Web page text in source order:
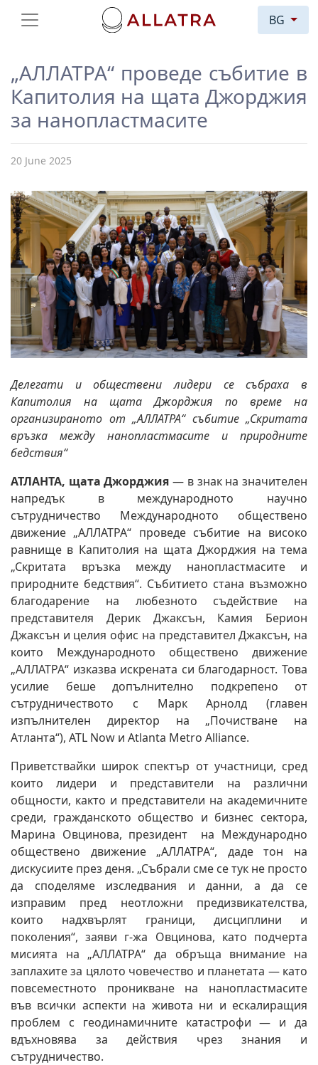
BG
„АЛЛАТРА“ проведе събитие в
Капитолия на щата Джорджия
за нанопластмасите
20 June 2025
Делегати и обществени лидери се събраха в
Капитолия на щата Джорджия по време на
организираното от „АЛЛАТРА“ събитие „Скритата
връзка между нанопластмасите и природните
бедствия“
АТЛАНТА, щата Джорджия — в знак на значителен
напредък в международното научно
сътрудничество Международното обществено
движение „АЛЛАТРА“ проведе събитие на високо
равнище в Капитолия на щата Джорджия на тема
„Скритата връзка между нанопластмасите и
природните бедствия“. Събитието стана възможно
благодарение на любезното съдействие на
представителя Дерик Джаксън, Камия Берион
Джаксън и целия офис на представител Джаксън, на
които Международното обществено движение
„АЛЛАТРА“ изказва искрената си благодарност. Това
усилие беше допълнително подкрепено от
сътрудничеството с Марк Арнолд (главен
изпълнителен директор на „Почистване на
Атланта“), ATL Now и Atlanta Metro Alliance.
Приветствайки широк спектър от участници, сред
които лидери и представители на различни
общности, както и представители на академичните
среди, гражданското общество и бизнес сектора,
Марина Овцинова, президент на Международно
обществено движение „АЛЛАТРА“, даде тон на
дискусиите през деня. „Събрали сме се тук не просто
да споделяме изследвания и данни, а да се
изправим пред неотложни предизвикателства,
които надхвърлят граници, дисциплини и
поколения“, заяви г-жа Овцинова, като подчерта
мисията на „АЛЛАТРА“ да обръща внимание на
заплахите за цялото човечество и планетата — като
повсеместното проникване на нанопластмасите
във всички аспекти на живота ни и ескалиращия
проблем с геодинамичните катастрофи — и да
вдъхновява за действия чрез знания и
сътрудничество.